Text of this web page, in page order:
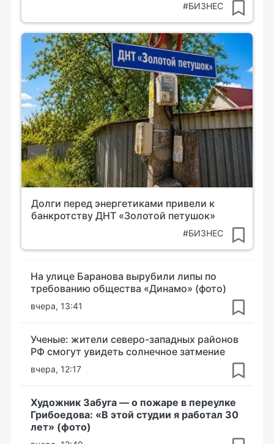
#БИЗНЕС
Долги перед энергетиками привели к
банкротству ДНТ «Золотой петушок»
#БИЗНЕС
На улице Баранова вырубили липы по
требованию общества «Динамо» (фото)
вчера, 13:41
Ученые: жители северо-западных районов
РФ смогут увидеть солнечное затмение
вчера, 12:17
Художник Забуга — о пожаре в переулке
Грибоедова: «В этой студии я работал 30
лет» (фото)